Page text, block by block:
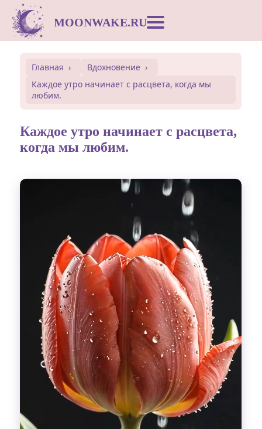
MOONWAKE.RU
Сонник
Открытки
Гадания
Красоты!
Fashion
Главная
Вдохновение
Каждое утро начинает с расцвета, когда мы
любим.
Каждое утро начинает с расцвета,
когда мы любим.
Выдох